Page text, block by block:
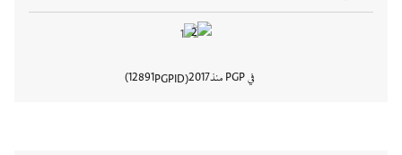
في PGP منذ 2017
PGPID
12891